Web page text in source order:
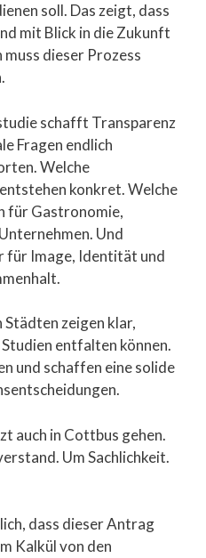
soll. Das zeigt, dass
mit Blick in die Zukunft
dieser Prozess
schafft Transparenz
Fragen endlich
Welche
konkret. Welche
für Gastronomie,
Und
für Image, Identität und
Städten zeigen klar,
entfalten können.
und schaffen eine solide
auch in Cottbus gehen.
Um Sachlichkeit.
dass dieser Antrag
Kalkül von den